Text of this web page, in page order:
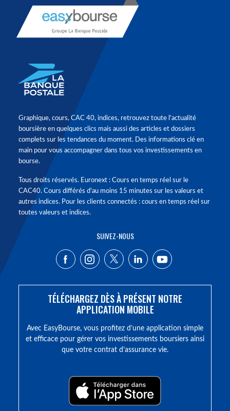
Graphique, cours, CAC 40, indices, retrouvez toute l'actualité
boursière en quelques clics mais aussi des articles et dossiers
complets sur les tendances du moment. Des informations clé en
main pour vous accompagner dans tous vos investissements en
bourse.
Tous droits réservés. Euronext : Cours en temps réel sur le
CAC40. Cours différés d'au moins 15 minutes sur les valeurs et
autres indices. Pour les clients connectés : cours en temps réel sur
toutes valeurs et indices.
SUIVEZ-NOUS
TÉLÉCHARGEZ DÈS À PRÉSENT NOTRE
APPLICATION MOBILE
Avec EasyBourse, vous profitez d’une application simple
et efficace pour gérer vos investissements boursiers ainsi
que votre contrat d’assurance vie.